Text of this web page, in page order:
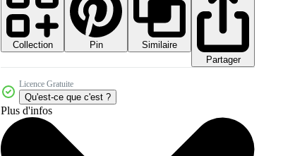
Collection Pin
Similaire
Partager
Licence Gratuite
Qu'est-ce que c'est ?
Plus d'infos